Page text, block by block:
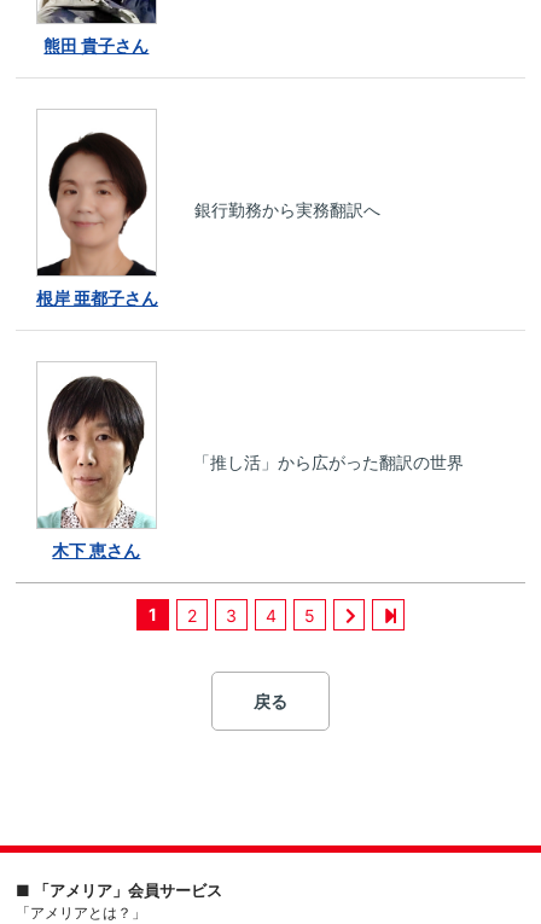
熊田 貴子さん
根岸 亜都子さん
銀行勤務から実務翻訳へ
木下 恵さん
「推し活」から広がった翻訳の世界
1 2 3 4 5
戻る
■ 「アメリア」会員サービス
「アメリアとは？」